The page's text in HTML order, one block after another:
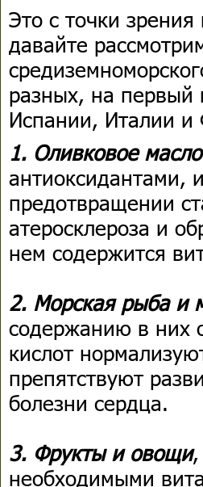
Это с точки
давайте
разных, на первый
Испании, Италии и
1. Оливковое
предотвращении
атеросклероза и
нем содержится
2. Морская рыба и
содержанию в них
кислот
препятствуют
болезни сердца.
3. Фрукты и овощи
необходимыми